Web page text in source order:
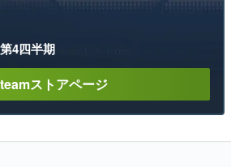
4四半期
ストアページ